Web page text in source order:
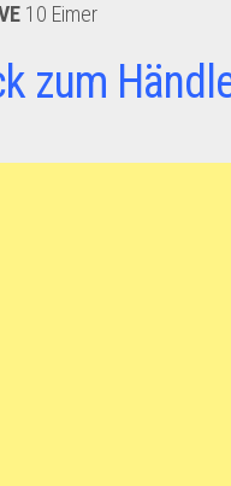
10 Eimer
zum